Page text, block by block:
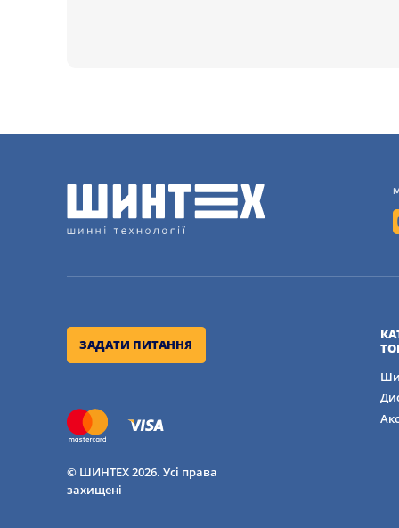
ЗАДАТИ ПИТАННЯ
© ШИНТЕХ 2026. Усі права
захищені